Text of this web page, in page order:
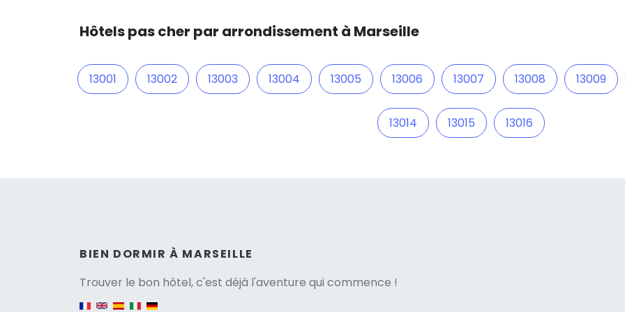
Hôtels pas cher par arrondissement à Marseille
13001 13002 13003 13004 13005 13006 13007 13008 13009
13014 13015 13016
BIEN DORMIR À MARSEILLE
Trouver le bon hôtel, c'est déjà l'aventure qui commence !
Versione italiana